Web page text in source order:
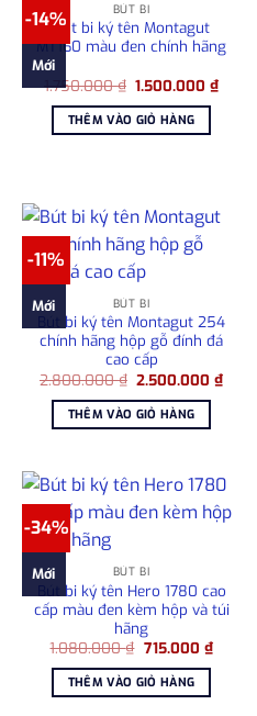
₫.
-14%
Mới
BÚT BI
Bút bi ký tên Montagut
MT160 màu đen chính hãng
1.750.000₫ Giá
là:
1.750.000 ₫.
1.500.000₫Giá
hiện
THÊM VÀO GIỎ HÀNG
₫.
-11%
Mới BÚT BI
Bút bi ký tên Montagut 254
chính hãng hộp gỗ đính đá
cao cấp
2.800.000₫ Giá
là:
2.800.000 ₫.
2.500.000₫Giá
hiện
THÊM VÀO GIỎ HÀNG
₫.
-34%
Mới BÚT BI
Bút bi ký tên Hero 1780 cao
cấp màu đen kèm hộp và túi
hãng
1.080.000₫ Giá
là:
1.080.000 ₫.
715.000 ₫Giá
hiện
THÊM VÀO GIỎ HÀNG